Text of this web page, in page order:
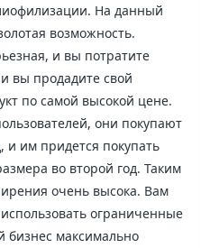
На данный
возможность.
и вы потратите
вы продадите свой
по самой высокой цене.
они покупают
им придется покупать
во второй год. Таким
очень высока. Вам
ограниченные
бизнес максимально